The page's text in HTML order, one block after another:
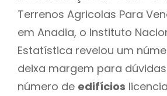
Terrenos Agricolas Para
em Anadia, o Instituto
Estatística revelou um
deixa margem para
número de edifícios